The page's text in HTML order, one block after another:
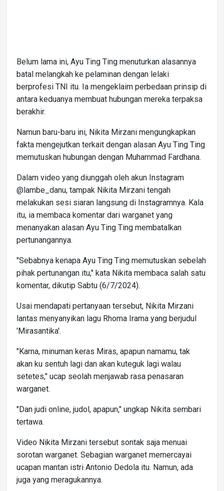
Belum lama ini, Ayu Ting Ting menuturkan alasannya
batal melangkah ke pelaminan dengan lelaki
berprofesi TNI itu. Ia mengeklaim perbedaan prinsip di
antara keduanya membuat hubungan mereka terpaksa
berakhir.
Namun baru-baru ini, Nikita Mirzani mengungkapkan
fakta mengejutkan terkait dengan alasan Ayu Ting Ting
memutuskan hubungan dengan Muhammad Fardhana.
Dalam video yang diunggah oleh akun Instagram
@lambe_danu, tampak Nikita Mirzani tengah
melakukan sesi siaran langsung di Instagramnya. Kala
itu, ia membaca komentar dari warganet yang
menanyakan alasan Ayu Ting Ting membatalkan
pertunangannya.
"Sebabnya kenapa Ayu Ting Ting memutuskan sebelah
pihak pertunangan itu," kata Nikita membaca salah satu
komentar, dikutip Sabtu (6/7/2024).
Usai mendapati pertanyaan tersebut, Nikita Mirzani
lantas menyanyikan lagu Rhoma Irama yang berjudul
'Mirasantika'.
"Karna, minuman keras Miras, apapun namamu, tak
akan ku sentuh lagi dan akan kuteguk lagi walau
setetes," ucap seolah menjawab rasa penasaran
warganet.
"Dan judi online, judol, apapun," ungkap Nikita sembari
tertawa.
Video Nikita Mirzani tersebut sontak saja menuai
sorotan warganet. Sebagian warganet memercayai
ucapan mantan istri Antonio Dedola itu. Namun, ada
juga yang meragukannya.